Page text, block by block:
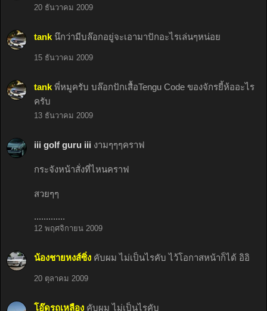
20 ธันวาคม 2009
tank นึกว่ามีบล๊อกอยู่จะเอามาปักอะไรเล่นๆหน่อย
15 ธันวาคม 2009
tank พี่หมูครับ บล๊อกปักเสื้อTengu Code ของจักรยี้ห้ออะไร
ครับ
13 ธันวาคม 2009
iii golf guru iii งามๆๆๆคราฟ
กระจังหน้าสั่งที่ไหนคราฟ
สวยๆๆ
.............
12 พฤศจิกายน 2009
น้องชายหงส์ซิ่ง คับผม ไม่เป็นไรคับ ไว้โอกาสหน้าก็ได้ อิอิ
20 ตุลาคม 2009
โอ๊ดรถเหลือง คับผม ไม่เป็นไรคับ